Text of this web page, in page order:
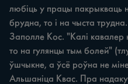
любіць у працы пакрыкваць
брудна, то i на чыста
Заполле Кос. "Калі кавалер
то на гулянцы тым болей"
ўшчыкне, а ўсё роўна не
Альшаніца Квас. Пра